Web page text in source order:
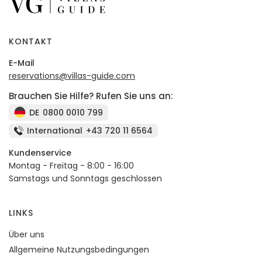
KONTAKT
E-Mail
reservations@villas-guide.com
Brauchen Sie Hilfe? Rufen Sie uns an:
DE 0800 0010 799
International +43 720 11 6564
Kundenservice
Montag - Freitag - 8:00 - 16:00
Samstags und Sonntags geschlossen
LINKS
Über uns
Allgemeine Nutzungsbedingungen